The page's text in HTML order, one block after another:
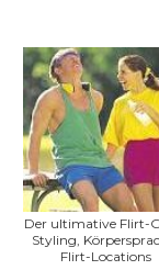
Der ultimative Flirt-
Styling,
Flirt-Locations